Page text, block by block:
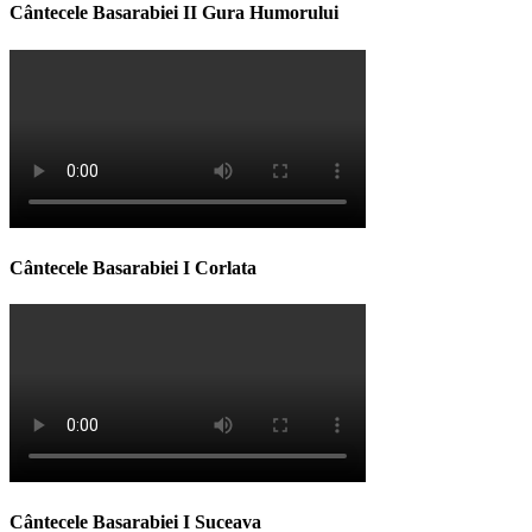
Cântecele Basarabiei II Gura Humorului
Cântecele Basarabiei I Corlata
Cântecele Basarabiei I Suceava